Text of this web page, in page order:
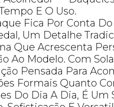
E O Uso.
Fica Por Conta
Um Detalhe
Que Acrescenta
Ao Modelo. Com
Pensada Para
Formais Quanto
Do Dia A Dia, É Um